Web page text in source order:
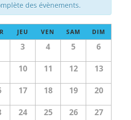
des évènements.
JEU VEN SAM DIM
3 4 5 6
10 11 12 13
17 18 19 20
24 25 26 27